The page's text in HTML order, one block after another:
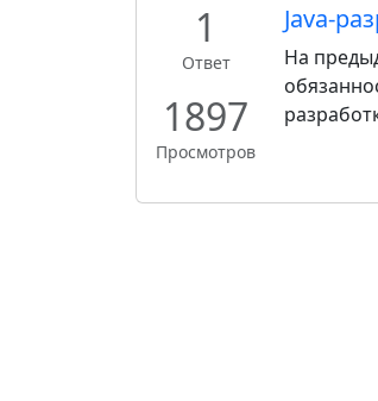
1
Ответ
1897
Просмотров
Java-
На